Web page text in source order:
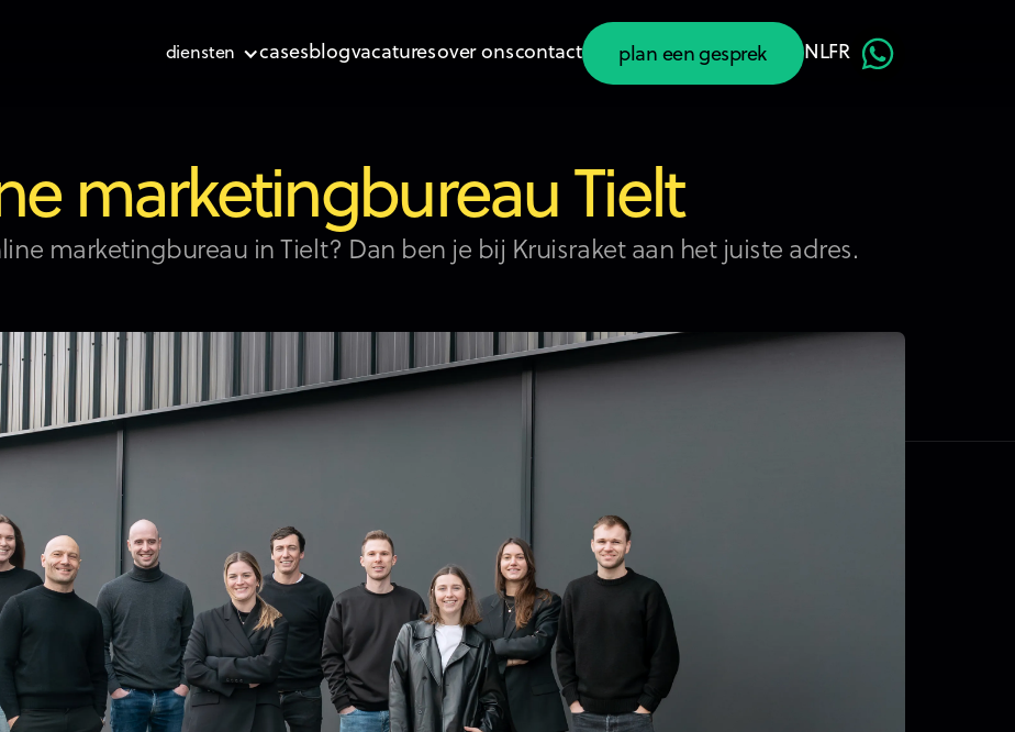
diensten casesblogvacaturesover onscontact
plan een gesprek
plan een gesprek
NLFR
marketingbureau Tielt
marketingbureau in Tielt? Dan ben je bij Kruisraket aan het juiste adres.